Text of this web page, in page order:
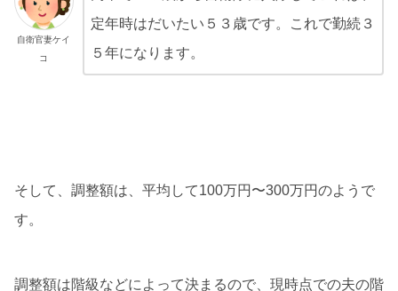
自衛官妻ケイ
コ
定年時はだいたい５３歳です。これで勤続３
５年になります。
そして、調整額は、平均して100万円〜300万円のようで
す。
調整額は階級などによって決まるので、現時点での夫の階